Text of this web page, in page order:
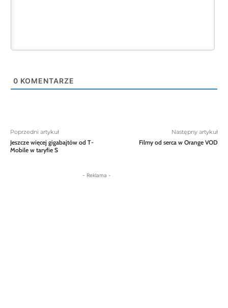
0 KOMENTARZE
Poprzedni artykuł
Jeszcze więcej gigabajtów od T-
Mobile w taryfie S
Następny artykuł
Filmy od serca w Orange VOD
- Reklama -